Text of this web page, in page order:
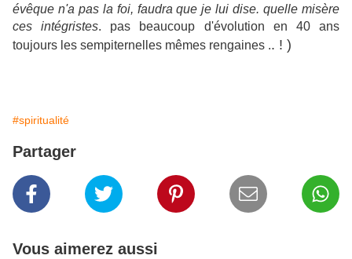
évêque n'a pas la foi, faudra que je lui dise. quelle misère
ces intégristes. pas beaucoup d'évolution en 40 ans
toujours les sempiternelles mêmes rengaines .. ! )
#spiritualité
Partager
Vous aimerez aussi